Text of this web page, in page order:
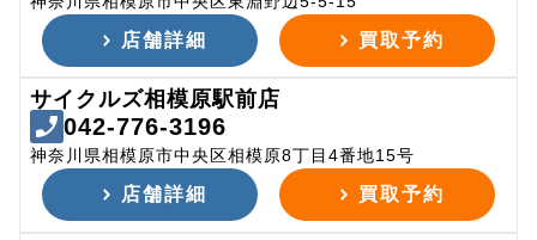
店舗詳細 買取予約
サイクルズ相模原駅前店
042-776-3196
神奈川県相模原市中央区相模原8丁目4番地15号
店舗詳細 買取予約